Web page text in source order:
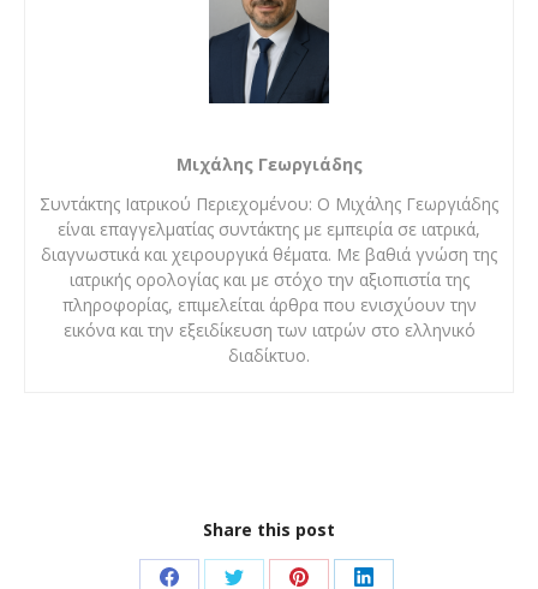
Μιχάλης Γεωργιάδης
Συντάκτης Ιατρικού Περιεχομένου: Ο Μιχάλης Γεωργιάδης
είναι επαγγελματίας συντάκτης με εμπειρία σε ιατρικά,
διαγνωστικά και χειρουργικά θέματα. Με βαθιά γνώση της
ιατρικής ορολογίας και με στόχο την αξιοπιστία της
πληροφορίας, επιμελείται άρθρα που ενισχύουν την
εικόνα και την εξειδίκευση των ιατρών στο ελληνικό
διαδίκτυο.
Share this post